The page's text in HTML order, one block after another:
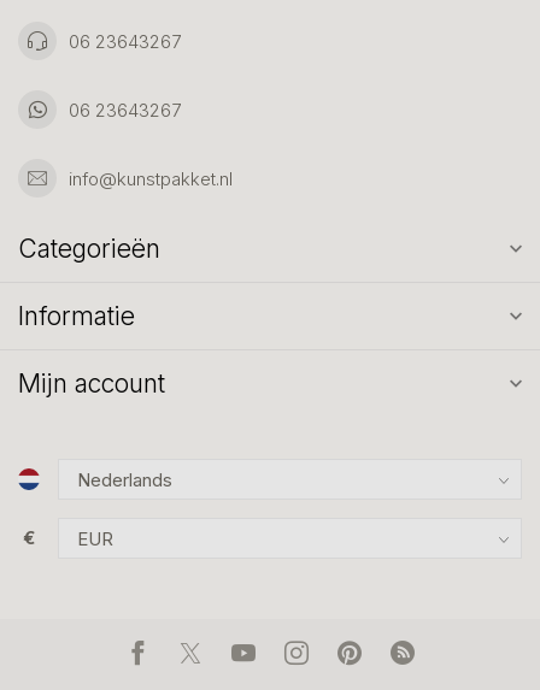
06 23643267
06 23643267
info@kunstpakket.nl
Categorieën
Informatie
Mijn account
€